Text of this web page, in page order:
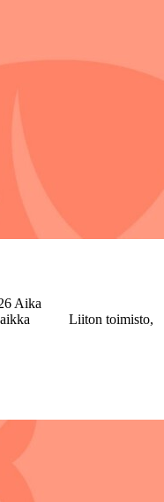
2026 Aika
Paikka Liiton toimisto,